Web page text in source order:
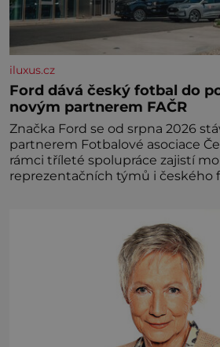
iluxus.cz
Ford dává český fotbal do
novým partnerem FAČR
Značka Ford se od srpna 2026
partnerem Fotbalové asociace
rámci tříleté spolupráce zajistí
reprezentačních týmů i českého